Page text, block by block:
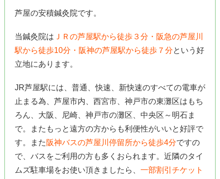
芦屋の安積鍼灸院です。
当鍼灸院は ＪＲの芦屋駅から徒歩３分・阪急の芦屋川
駅から徒歩10分・阪神の芦屋駅から徒歩７分という好
立地にあります。
JR芦屋駅には、普通、快速、新快速のすべての電車が
止まる為、芦屋市内、西宮市、神戸市の東灘区はもち
ろん、大阪、尼崎、神戸市の灘区、中央区～明石ま
で。またもっと遠方の方からも利便性がいいと好評で
す。また 阪神バスの芦屋川停留所から徒歩4分ですの
で、バスをご利用の方も多くおられます。近隣のタイ
ムズ駐車場をお使い頂きましたら、 一部割引チケット